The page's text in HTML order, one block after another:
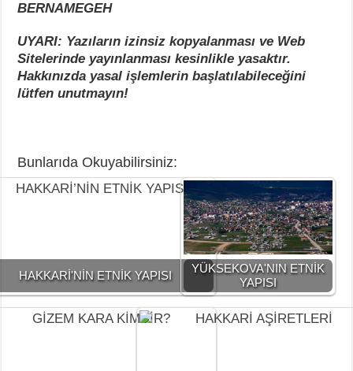
BERNAMEGEH
UYARI: Yazıların izinsiz kopyalanması ve Web
Sitelerinde yayınlanması kesinlikle yasaktır.
Hakkınızda yasal işlemlerin başlatılabileceğini
lütfen unutmayın!
Bunlarıda Okuyabilirsiniz:
HAKKARİ'NİN ETNİK YAPISI
YÜKSEKOVA'NIN ETNİK
YAPISI